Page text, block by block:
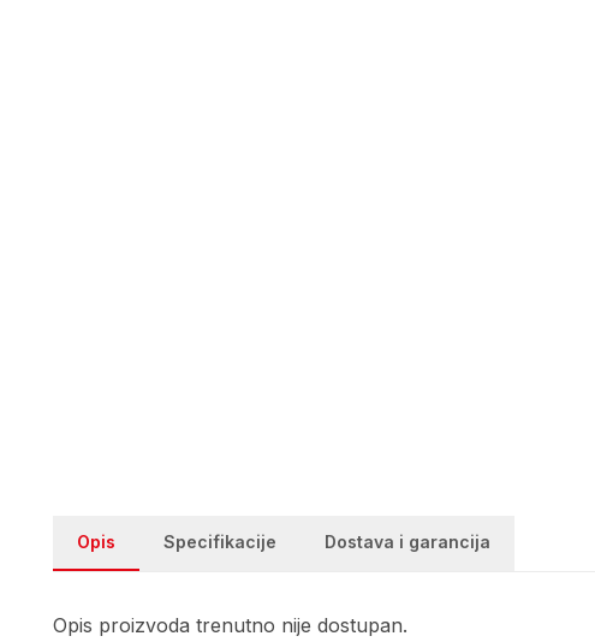
Opis Specifikacije Dostava i garancija
Opis proizvoda trenutno nije dostupan.